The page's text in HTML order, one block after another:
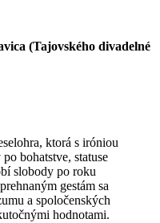
(Tajovského divadelné
ktorá s iróniou
bohatstve, statuse
slobody po roku
gestám sa
a spoločenských
hodnotami.